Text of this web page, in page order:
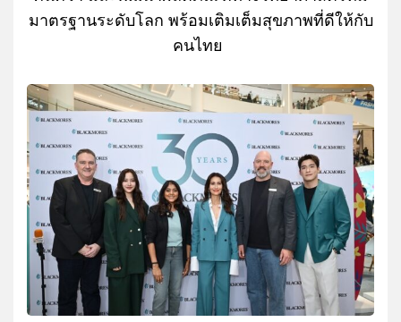
มาตรฐานระดับโลก พร้อมเติมเต็มสุขภาพที่ดีให้กับ
คนไทย